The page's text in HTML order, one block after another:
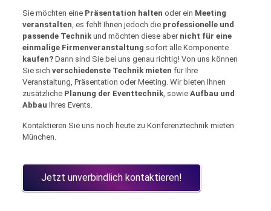
Sie möchten eine Präsentation halten oder ein Meeting
veranstalten, es fehlt Ihnen jedoch die professionelle und
passende Technikund möchten diese aber nicht für eine
einmalige Firmenveranstaltung sofort alle Komponente
kaufen?Dann sind Sie bei uns genau richtig! Von uns können
Sie sich verschiedenste Technik mieten für Ihre
Veranstaltung, Präsentation oder Meeting. Wir bieten Ihnen
zusätzliche Planung der Eventtechnik, sowie Aufbau und
Abbau Ihres Events.
Kontaktieren Sie uns noch heute zu Konferenztechnik mieten
München.
Jetzt unverbindlich kontaktieren!